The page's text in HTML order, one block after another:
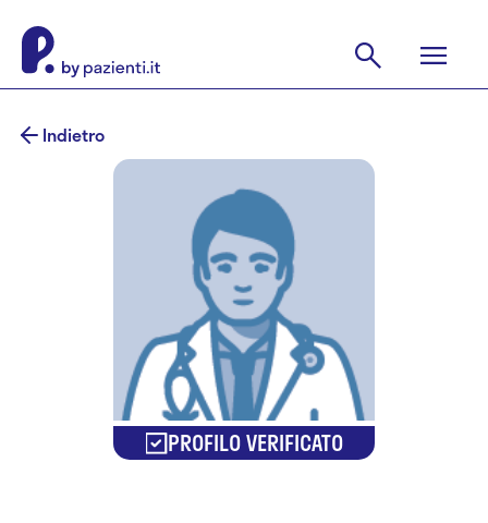
Indietro
PROFILO VERIFICATO